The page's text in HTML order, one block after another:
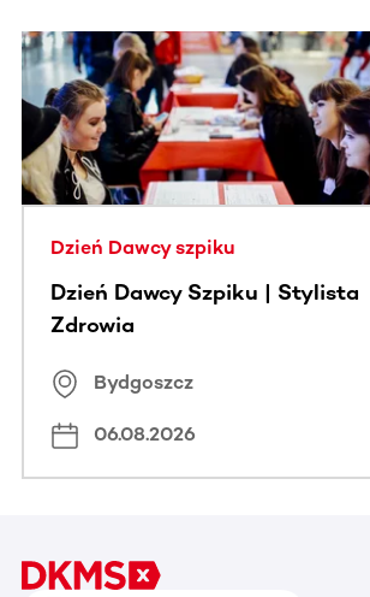
Ta sekcja zawiera treści przewijane
Dzień Dawcy szpiku
Dzień Dawcy Szpiku | Stylista
Zdrowia
Bydgoszcz
06.08.2026